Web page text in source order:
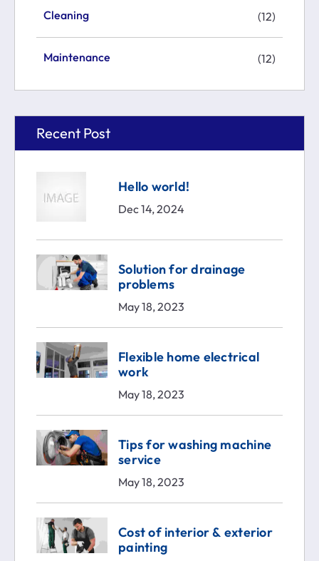
Cleaning (12)
Maintenance (12)
Recent Post
Hello world!
Dec 14, 2024
Solution for drainage
problems
May 18, 2023
Flexible home electrical
work
May 18, 2023
Tips for washing machine
service
May 18, 2023
Cost of interior & exterior
painting